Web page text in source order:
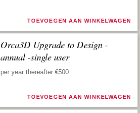
TOEVOEGEN AAN WINKELWAGEN
Orca3D Upgrade to Design -
annual -single user
per year thereafter €500
TOEVOEGEN AAN WINKELWAGEN